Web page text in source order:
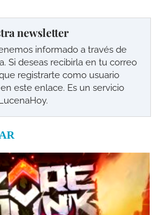
newsletter
informado a través de
Si deseas recibirla en tu correo
registrarte como usuario
este enlace. Es un servicio